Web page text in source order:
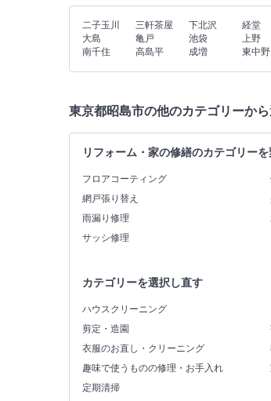
二子玉川 三軒茶屋 下北沢 経堂
大島
亀戸 池袋 上野
南千住
高島平 成増 東中野
東京都昭島市の他のカテゴリーか
リフォーム・家の修繕のカテゴリー
フロアコーティング
網戸張り替え
雨漏り修理
サッシ修理
カテゴリーを選択し直す
ハウスクリーニング
剪定・造園
衣服のお直し・クリーニング
趣味で使うものの修理・お手入れ
定期清掃